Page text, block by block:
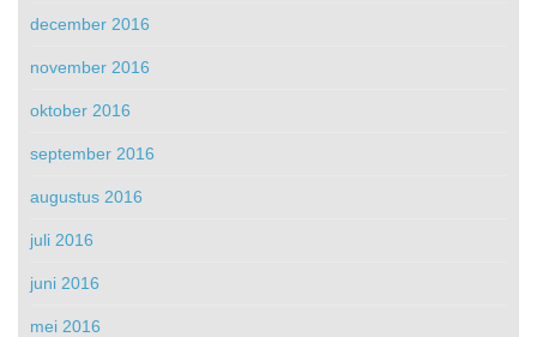
december 2016
november 2016
oktober 2016
september 2016
augustus 2016
juli 2016
juni 2016
mei 2016